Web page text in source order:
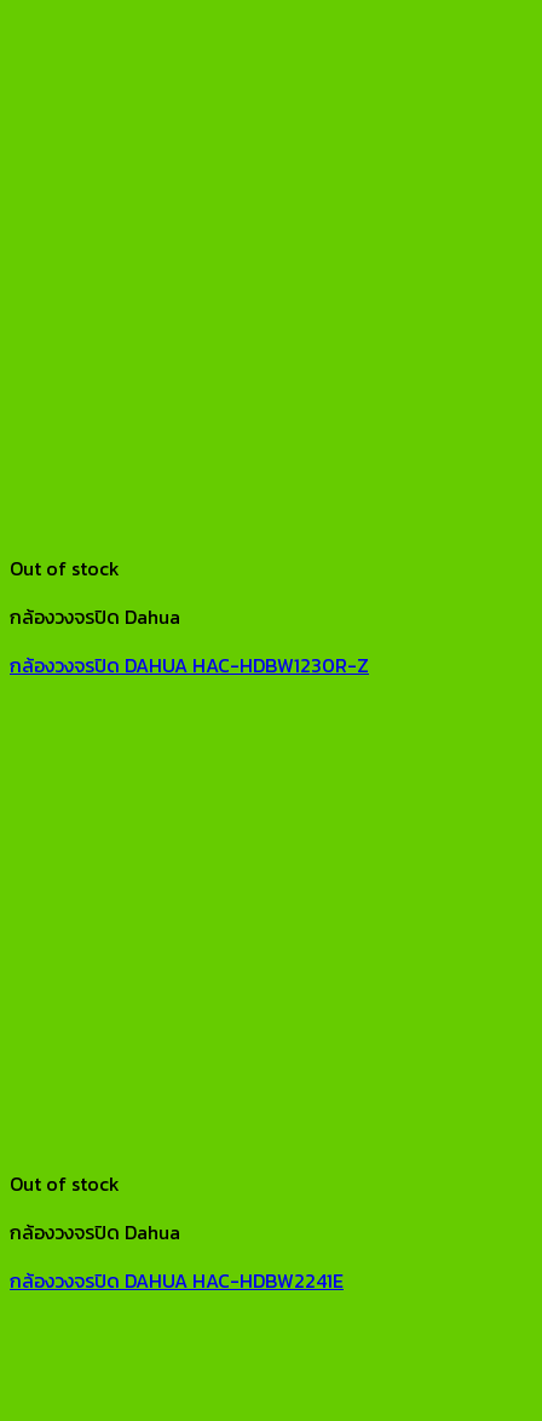
Out of stock
กล้องวงจรปิด Dahua
กล้องวงจรปิด DAHUA HAC-HDBW1230R-Z
Out of stock
กล้องวงจรปิด Dahua
กล้องวงจรปิด DAHUA HAC-HDBW2241E